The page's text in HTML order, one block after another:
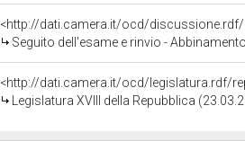
<http://dati.camera.it/ocd/discussione.rdf/
Seguito dell'esame e rinvio - Abbinamento della
<http://dati.camera.it/ocd/legislatura.rdf/
Legislatura XVIII della Repubblica